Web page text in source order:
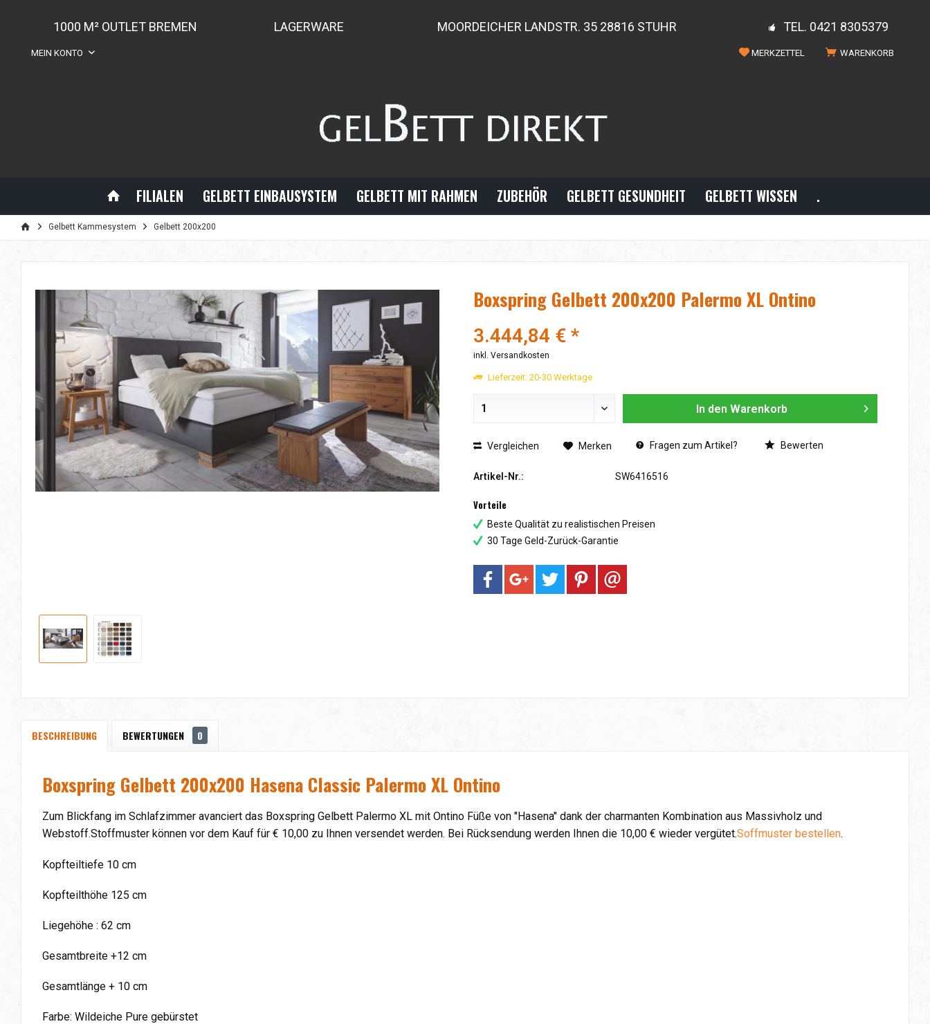
1000 M² OUTLET BREMEN LAGERWARE MOORDEICHER LANDSTR. 35 28816 STUHR TEL. 0421 8305379
WARENKORB
MERKZETTEL
MEIN KONTO
FILIALEN GELBETT EINBAUSYSTEM GELBETT MIT RAHMEN ZUBEHÖR GELBETT GESUNDHEIT GELBETT WISSEN .
Gelbett Kammesystem Gelbett 200x200
Boxspring Gelbett 200x200 Palermo XL Ontino
3.444,84 € *
inkl. Versandkosten
Lieferzeit: 20-30 Werktage
In den Warenkorb
Vergleichen Merken Fragen zum Artikel? Bewerten
Artikel-Nr.: SW6416516
Vorteile
Beste Qualität zu realistischen Preisen
30 Tage Geld-Zurück-Garantie
BESCHREIBUNG BEWERTUNGEN 0
Boxspring Gelbett 200x200 Hasena Classic Palermo XL Ontino
Zum Blickfang im Schlafzimmer avanciert das Boxspring Gelbett Palermo XL mit Ontino Füße von "Hasena" dank der charmanten Kombination aus Massivholz und
Webstoff.Stoffmuster können vor dem Kauf für € 10,00 zu Ihnen versendet werden. Bei Rücksendung werden Ihnen die 10,00 € wieder vergütet.Soffmuster bestellen.
Kopfteiltiefe 10 cm
Kopfteilthöhe 125 cm
Liegehöhe : 62 cm
Gesamtbreite +12 cm
Gesamtlänge + 10 cm
Farbe: Wildeiche Pure gebürstet